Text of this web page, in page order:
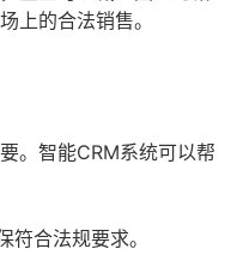
上的合法销售。
。智能CRM系统可以帮
合法规要求。